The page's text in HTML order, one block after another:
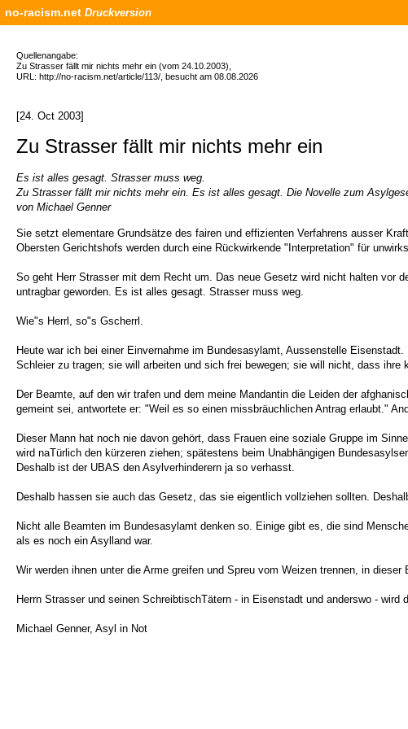
no-racism.net Druckversion
Quellenangabe:
Zu Strasser fällt mir nichts mehr ein (vom 24.10.2003),
URL: http://no-racism.net/article/113/, besucht am 08.08.2026
[24. Oct 2003]
Zu Strasser fällt mir nichts mehr ein
Es ist alles gesagt. Strasser muss weg.
Zu Strasser fällt mir nichts mehr ein. Es ist alles gesagt. Die Novelle zum
von Michael Genner
Sie setzt elementare Grundsätze des fairen und effizienten Verfahrens ausser
Obersten Gerichtshofs werden durch eine Rückwirkende "Interpretation" für
So geht Herr Strasser mit dem Recht um. Das neue Gesetz wird nicht halten vor
untragbar geworden. Es ist alles gesagt. Strasser muss weg.
Wie"s Herrl, so"s Gscherrl.
Heute war ich bei einer Einvernahme im Bundesasylamt, Aussenstelle
Schleier zu tragen; sie will arbeiten und sich frei bewegen; sie will nicht, dass
Der Beamte, auf den wir trafen und dem meine Mandantin die Leiden der
gemeint sei, antwortete er: "Weil es so einen missbräuchlichen Antrag erlaubt."
Dieser Mann hat noch nie davon gehört, dass Frauen eine soziale Gruppe im
wird naTürlich den kürzeren ziehen; spätestens beim Unabhängigen
Deshalb ist der UBAS den Asylverhinderern ja so verhasst.
Deshalb hassen sie auch das Gesetz, das sie eigentlich vollziehen sollten.
Nicht alle Beamten im Bundesasylamt denken so. Einige gibt es, die sind
als es noch ein Asylland war.
Wir werden ihnen unter die Arme greifen und Spreu vom Weizen trennen, in
Herrn Strasser und seinen SchreibtischTätern - in Eisenstadt und anderswo - wird
Michael Genner, Asyl in Not